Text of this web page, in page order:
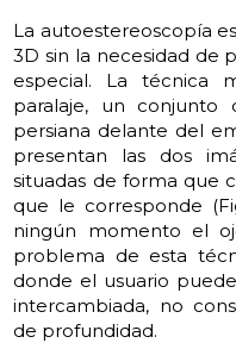
La autoestereoscopía
3D sin la necesidad de
especial. La técnica
paralaje, un conjunto
persiana delante del
presentan las dos
situadas de forma que
que le corresponde
ningún momento el
problema de esta
donde el usuario
intercambiada, no
de profundidad.